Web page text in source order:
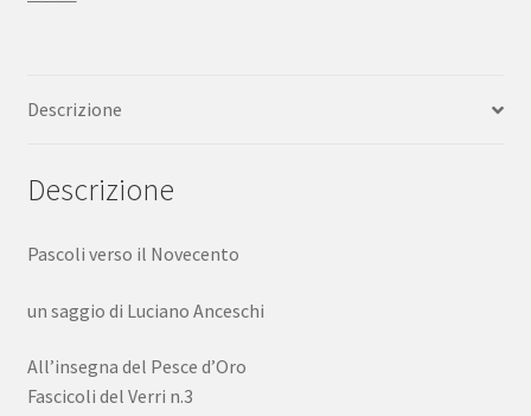
1958
numerata
quantità
Descrizione
Descrizione
Pascoli verso il Novecento
un saggio di Luciano Anceschi
All’insegna del Pesce d’Oro
Fascicoli del Verri n.3